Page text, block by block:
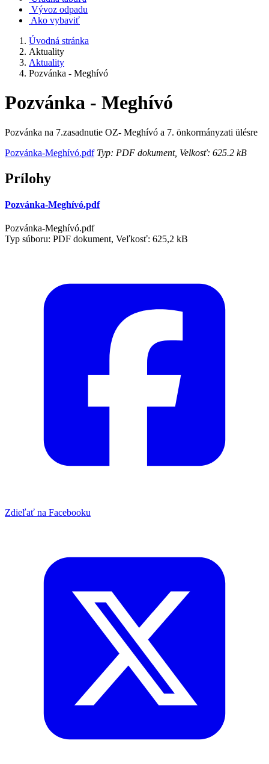
Vývoz odpadu
Ako vybaviť
Úvodná stránka
Aktuality
Aktuality
Pozvánka - Meghívó
Pozvánka - Meghívó
Pozvánka na 7.zasadnutie OZ- Meghívó a 7. önkormányzati ülésre
Pozvánka-Meghívó.pdfTyp: PDF dokument, Velkosť: 625.2 kB
Prílohy
Pozvánka-Meghívó.pdf
Pozvánka-Meghívó.pdf
Typ súboru: PDF dokument, Veľkosť: 625,2 kB
Zdieľať na Facebooku